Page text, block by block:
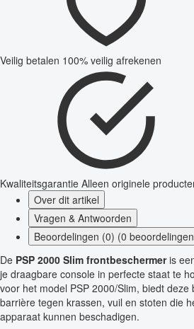
Veilig betalen 100% veilig afrekenen
Kwaliteitsgarantie Alleen originele
Over dit artikel
Vragen & Antwoorden
Beoordelingen (0) (0
De PSP 2000 Slim frontbeschermeris
je draagbare console in perfecte staat te
voor het model PSP 2000/Slim, biedt
barrière tegen krassen, vuil en stoten die
apparaat kunnen beschadigen.